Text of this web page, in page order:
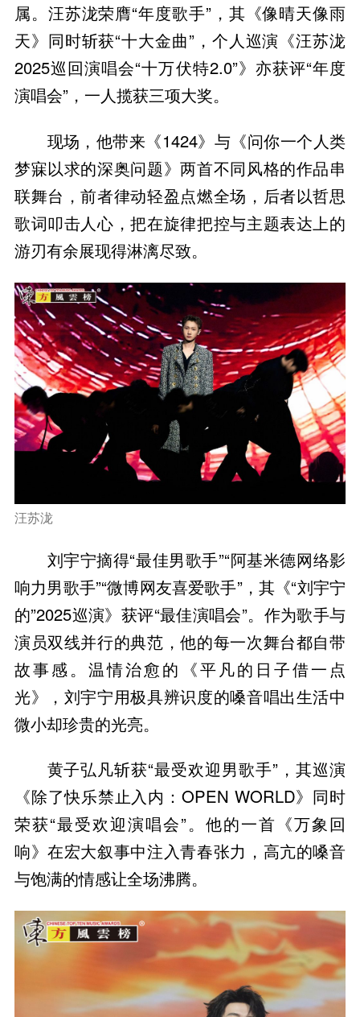
属。汪苏泷荣膺“年度歌手”，其《像晴天像雨
天》同时斩获“十大金曲”，个人巡演《汪苏泷
2025巡回演唱会“十万伏特2.0”》亦获评“年度
演唱会”，一人揽获三项大奖。
现场，他带来《1424》与《问你一个人类
梦寐以求的深奥问题》两首不同风格的作品串
联舞台，前者律动轻盈点燃全场，后者以哲思
歌词叩击人心，把在旋律把控与主题表达上的
游刃有余展现得淋漓尽致。
汪苏泷
刘宇宁摘得“最佳男歌手”“阿基米德网络影
响力男歌手”“微博网友喜爱歌手”，其《“刘宇宁
的”2025巡演》获评“最佳演唱会”。作为歌手与
演员双线并行的典范，他的每一次舞台都自带
故事感。温情治愈的《平凡的日子借一点
光》，刘宇宁用极具辨识度的嗓音唱出生活中
微小却珍贵的光亮。
黄子弘凡斩获“最受欢迎男歌手”，其巡演
《除了快乐禁止入内：OPEN WORLD》同时
荣获“最受欢迎演唱会”。他的一首《万象回
响》在宏大叙事中注入青春张力，高亢的嗓音
与饱满的情感让全场沸腾。